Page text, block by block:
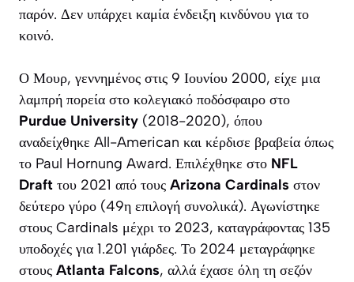
παρόν. Δεν υπάρχει καμία ένδειξη κινδύνου για το
κοινό.
Ο Μουρ, γεννημένος στις 9 Ιουνίου 2000, είχε μια
λαμπρή πορεία στο κολεγιακό ποδόσφαιρο στο
Purdue University (2018-2020), όπου
αναδείχθηκε All-American και κέρδισε βραβεία όπως
το Paul Hornung Award. Επιλέχθηκε στο NFL
Draft του 2021 από τους Arizona Cardinals στον
δεύτερο γύρο (49η επιλογή συνολικά). Αγωνίστηκε
στους Cardinals μέχρι το 2023, καταγράφοντας 135
υποδοχές για 1.201 γιάρδες. Το 2024 μεταγράφηκε
στους Atlanta Falcons, αλλά έχασε όλη τη σεζόν